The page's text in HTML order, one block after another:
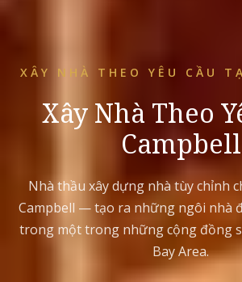
XÂY NHÀ THEO YÊU CẦU
Xây Nhà Theo
Campbell
Nhà thầu xây dựng nhà tùy chỉnh
Campbell — tạo ra những ngôi nhà
trong một trong những cộng đồng
Bay Area.